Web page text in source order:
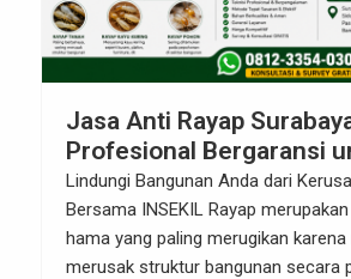
Jasa Anti Rayap
Profesional Bergaransi
Rumah, Kantor &
Lindungi Bangunan Anda dari
Bersama INSEKIL Rayap
hama yang paling merugikan
merusak struktur bangunan secara